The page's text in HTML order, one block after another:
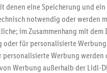
Rückgabefrist von
denen eine Speicherung und
notwendig oder werden
im Zusammenhang mit dem
für personalisierte
Werbung werden
Werbung außerhalb der Lidl-